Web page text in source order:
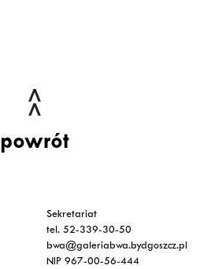
powrót
Sekretariat
tel. 52-339-30-50
bwa@galeriabwa.bydgoszcz.pl
NIP 967-00-56-444